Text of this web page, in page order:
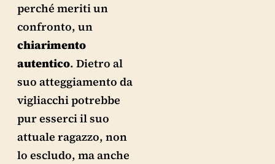
perché meriti un
confronto, un
chiarimento
autentico. Dietro al
suo atteggiamento da
vigliacchi potrebbe
pur esserci il suo
attuale ragazzo, non
lo escludo, ma anche